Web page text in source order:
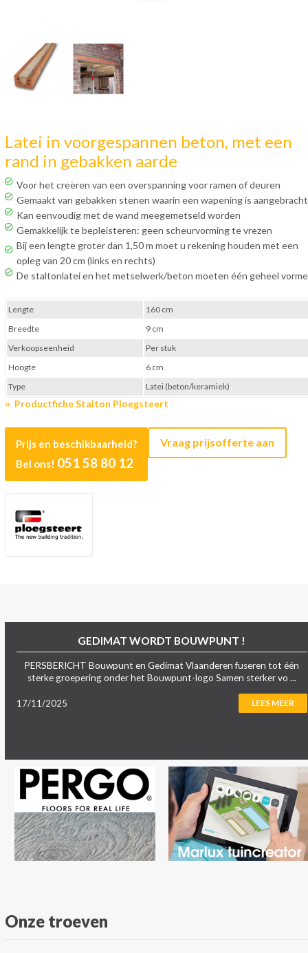
Latei in voorgespannen beton, met een
rand in gebakken aarde
Voor het creëren van een overspanning voor ramen of deuren
Gemaakt van gebakken stenen waarin een wapening is aangebracht
Kan eenvoudig met de wand meegemetseld worden
Gemakkelijk te bepleisteren: geen scheurvorming te vrezen
Bij een lengte groter dan 1,50 m moet u rekening houden met een
opleg van 20 cm (links en rechts)
De staltonlatei en het metselwerk/beton moeten één geheel
Productfiche Stalton Ploegsteert
Prijs en beschikbaarheid?
Bel ons! 051 58 80 12
Vraag prijsofferte aan
Lengte
160 cm
Breedte
9 cm
Verkoopseenheid
Per stuk
Hoogte
6 cm
Type
Latei (beton/keramiek)
GEDIMAT WORDT BOUWPUNT !
PERSBERICHT Bouwpunt en Gedimat Vlaanderen fuseren tot één
sterke groepering onder het Bouwpunt-logo Samen sterker vo ...
17/11/2025 LEES MEER
Onze troeven